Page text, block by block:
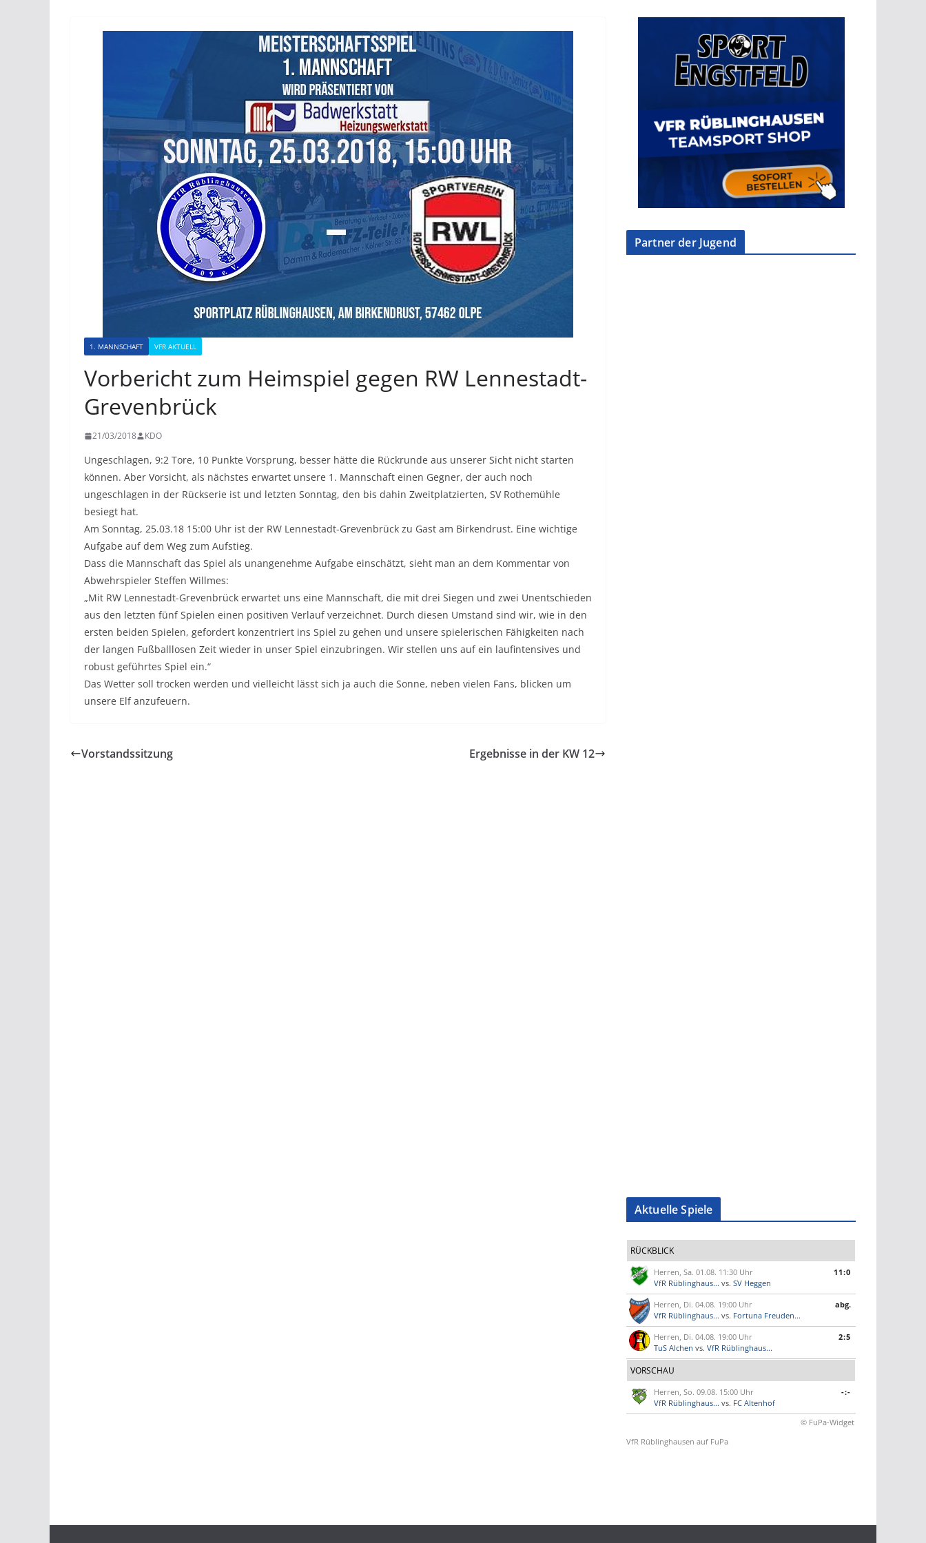
1. MANNSCHAFT VFR AKTUELL
Vorbericht zum Heimspiel gegen RW Lennestadt-
Grevenbrück
21/03/2018 KDO
Ungeschlagen, 9:2 Tore, 10 Punkte Vorsprung, besser hätte die Rückrunde aus unserer Sicht nicht starten
können. Aber Vorsicht, als nächstes erwartet unsere 1. Mannschaft einen Gegner, der auch noch
ungeschlagen in der Rückserie ist und letzten Sonntag, den bis dahin Zweitplatzierten, SV Rothemühle
besiegt hat.
Am Sonntag, 25.03.18 15:00 Uhr ist der RW Lennestadt-Grevenbrück zu Gast am Birkendrust. Eine wichtige
Aufgabe auf dem Weg zum Aufstieg.
Dass die Mannschaft das Spiel als unangenehme Aufgabe einschätzt, sieht man an dem Kommentar von
Abwehrspieler Steffen Willmes:
„Mit RW Lennestadt-Grevenbrück erwartet uns eine Mannschaft, die mit drei Siegen und zwei Unentschieden
aus den letzten fünf Spielen einen positiven Verlauf verzeichnet. Durch diesen Umstand sind wir, wie in den
ersten beiden Spielen, gefordert konzentriert ins Spiel zu gehen und unsere spielerischen Fähigkeiten nach
der langen Fußballlosen Zeit wieder in unser Spiel einzubringen. Wir stellen uns auf ein laufintensives und
robust geführtes Spiel ein.“
Das Wetter soll trocken werden und vielleicht lässt sich ja auch die Sonne, neben vielen Fans, blicken um
unsere Elf anzufeuern.
Vorstandssitzung Ergebnisse in der KW 12
Partner der Jugend
Aktuelle Spiele
RÜCKBLICK
Herren, Sa. 01.08. 11:30 Uhr
VfR Rüblinghaus... vs. SV Heggen
11:0
Herren, Di. 04.08. 19:00 Uhr
VfR Rüblinghaus... vs. Fortuna Freuden...
abg.
Herren, Di. 04.08. 19:00 Uhr
TuS Alchen vs. VfR Rüblinghaus...
2:5
VORSCHAU
Herren, So. 09.08. 15:00 Uhr
VfR Rüblinghaus... vs. FC Altenhof
-:-
© FuPa-Widget
VfR Rüblinghausen auf FuPa